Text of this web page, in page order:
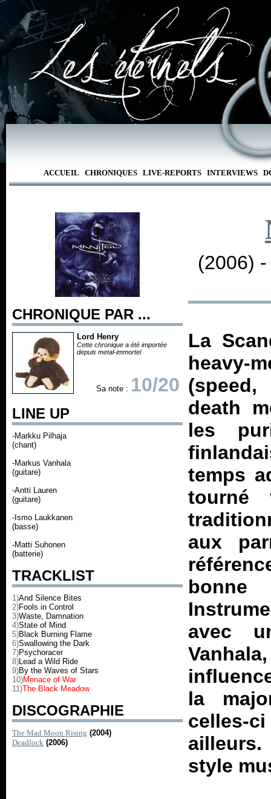
ACCUEIL CHRONIQUES LIVE-REPORTS INTERVIEWS
CHRONIQUE PAR ...
Lord Henry
Cette chronique a été importée
depuis metal-immortel
Sa note : 10/20
LINE UP
-Markku Pilhaja
(chant)
-Markus Vanhala
(guitare)
-Antti Lauren
(guitare)
-Ismo Laukkanen
(basse)
-Matti Suhonen
(batterie)
TRACKLIST
1)And Silence Bites
2)Fools in Control
3)Waste, Damnation
4)State of Mind
5)Black Burning Flame
6)Swallowing the Dark
7)Psychoracer
8)Lead a Wild Ride
9)By the Waves of Stars
10)Menace of War
11)The Black Meadow
DISCOGRAPHIE
The Mad Moon Rising (2004)
Deadlock (2006)
(2006)
La
heavy-
death
les
temps
aux
avec
la
celles-
style